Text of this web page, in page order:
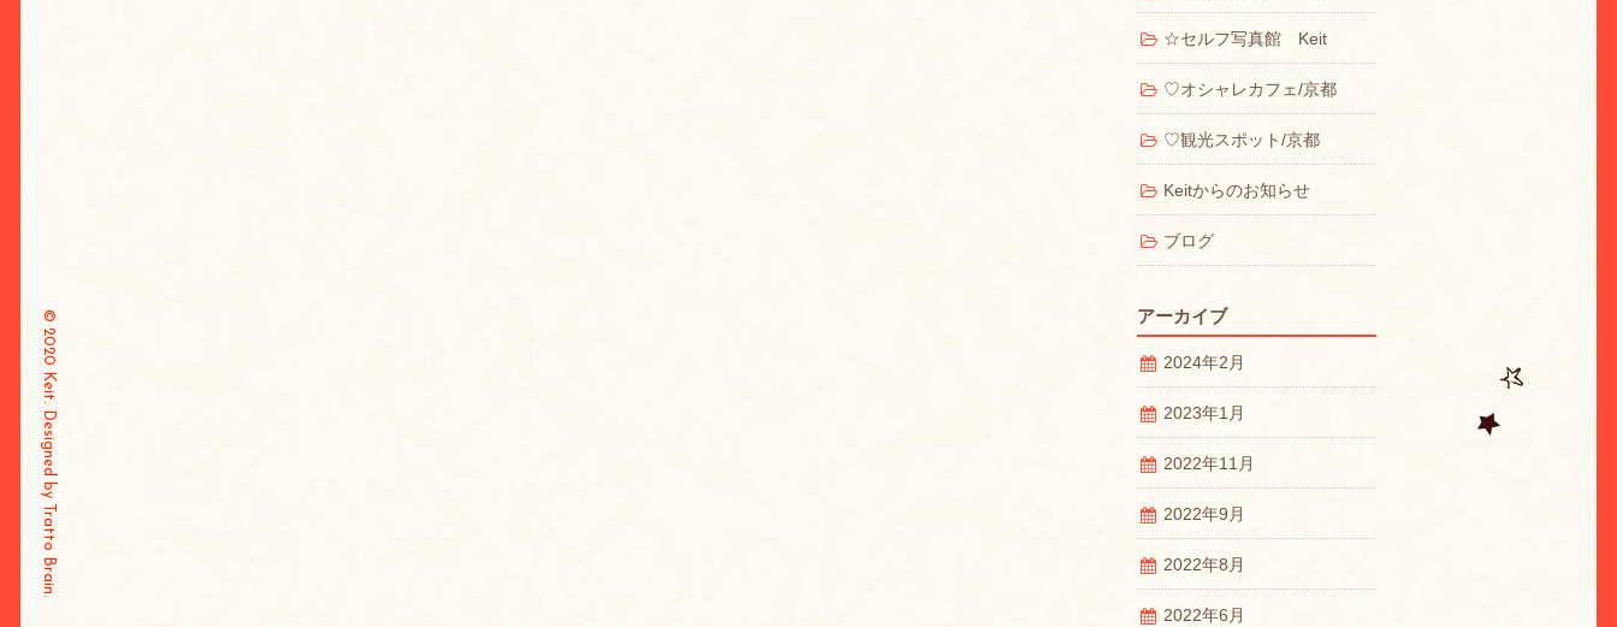
☆セルフ写真館 Keit
♡オシャレカフェ/京都
♡観光スポット/京都
Keitからのお知らせ
ブログ
アーカイブ
2024年2月
2023年1月
2022年11月
2022年9月
2022年8月
2022年6月
© 2020 Keit. Designed by
Tratto Brain